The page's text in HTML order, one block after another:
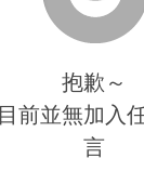
抱歉～
目前並無加入
言